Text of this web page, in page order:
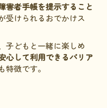
害者手帳を提示すること
受けられるおでかけス
子どもと一緒に楽しめ
心して利用できるバリア
特徴です。